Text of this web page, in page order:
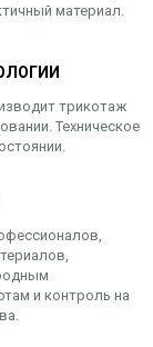
материал.
трикотаж
Техническое
и контроль на